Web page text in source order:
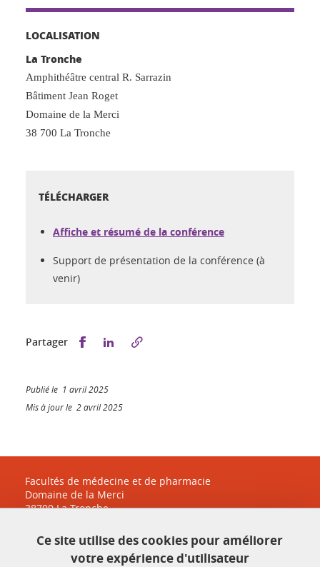
LOCALISATION
La Tronche
Amphithéâtre central R. Sarrazin
Bâtiment Jean Roget
Domaine de la Merci
38 700 La Tronche
TÉLÉCHARGER
Affiche et résumé de la conférence
Support de présentation de la conférence (à
venir)
Partager Partager sur Facebook
Partager sur LinkedIn
Publié le 1 avril 2025
Mis à jour le 2 avril 2025
Facultés de médecine et de pharmacie
Domaine de la Merci
38700 La Tronche
sante-accueil@univ-grenoble-alpes.fr
04 38 38 83 30
Ce site utilise des cookies pour améliorer
votre expérience d'utilisateur